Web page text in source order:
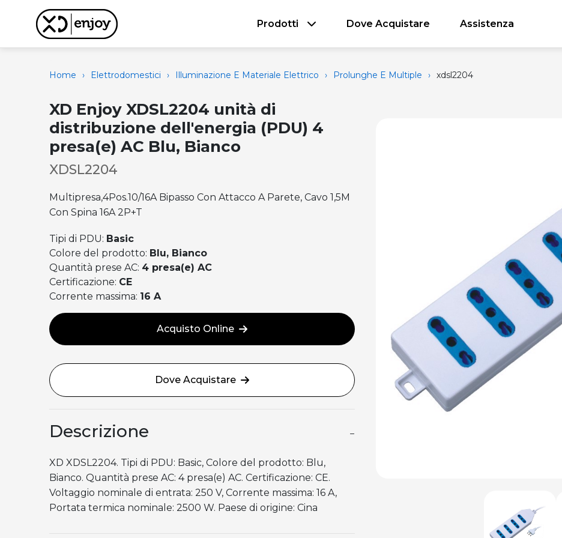
Prodotti Dove Acquistare Assistenza
Home › Elettrodomestici › Illuminazione E Materiale Elettrico › Prolunghe E Multiple › xdsl2204
XD Enjoy XDSL2204 unità di
distribuzione dell'energia (PDU) 4
presa(e) AC Blu, Bianco
XDSL2204
Multipresa,4Pos.10/16A Bipasso Con Attacco A Parete, Cavo 1,5M
Con Spina 16A 2P+T
Tipi di PDU: Basic
Colore del prodotto: Blu, Bianco
Quantità prese AC: 4 presa(e) AC
Certificazione: CE
Corrente massima: 16 A
Acquisto Online
Dove Acquistare
Descrizione −
XD XDSL2204. Tipi di PDU: Basic, Colore del prodotto: Blu,
Bianco. Quantità prese AC: 4 presa(e) AC. Certificazione: CE.
Voltaggio nominale di entrata: 250 V, Corrente massima: 16 A,
Portata termica nominale: 2500 W. Paese di origine: Cina